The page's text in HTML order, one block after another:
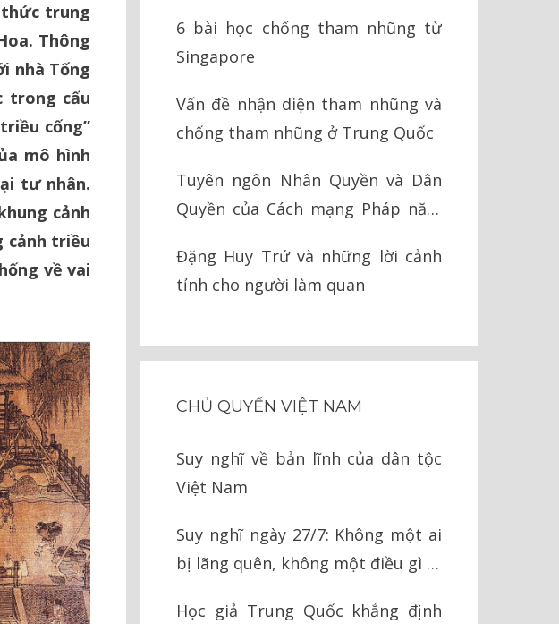
thức trung
Thông
nhà Tống
trong cấu
cống”
mô hình
tư nhân.
cảnh
cảnh triều
về vai
6 bài học chống tham nhũng từ
Singapore
Vấn đề nhận diện tham nhũng và
chống tham nhũng ở Trung Quốc
Tuyên ngôn Nhân Quyền và Dân
Quyền của Cách mạng Pháp năm
Đặng Huy Trứ và những lời cảnh
tỉnh cho người làm quan
CHỦ QUYỀN VIỆT NAM
Suy nghĩ về bản lĩnh của dân tộc
Việt Nam
Suy nghĩ ngày 27/7: Không một ai
bị lãng quên, không một điều gì bị
Học giả Trung Quốc khẳng định